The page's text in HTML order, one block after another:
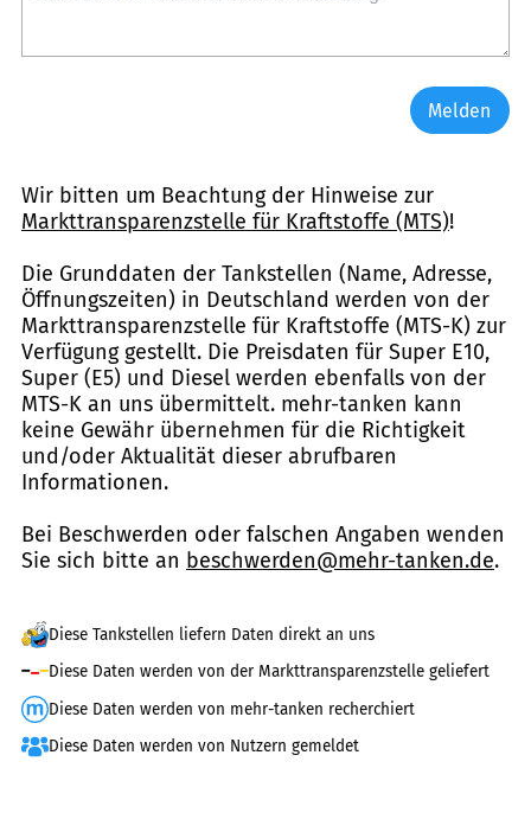
Melden
Wir bitten um Beachtung der Hinweise zur
Markttransparenzstelle für Kraftstoffe (MTS)!
Die Grunddaten der Tankstellen (Name, Adresse,
Öffnungszeiten) in Deutschland werden von der
Markttransparenzstelle für Kraftstoffe (MTS-K) zur
Verfügung gestellt. Die Preisdaten für Super E10,
Super (E5) und Diesel werden ebenfalls von der
MTS-K an uns übermittelt. mehr-tanken kann
keine Gewähr übernehmen für die Richtigkeit
und/oder Aktualität dieser abrufbaren
Informationen.
Bei Beschwerden oder falschen Angaben wenden
Sie sich bitte an beschwerden@mehr-tanken.de.
Diese Tankstellen liefern Daten direkt an uns
Diese Daten werden von der Markttransparenzstelle geliefert
Diese Daten werden von mehr-tanken recherchiert
Diese Daten werden von Nutzern gemeldet